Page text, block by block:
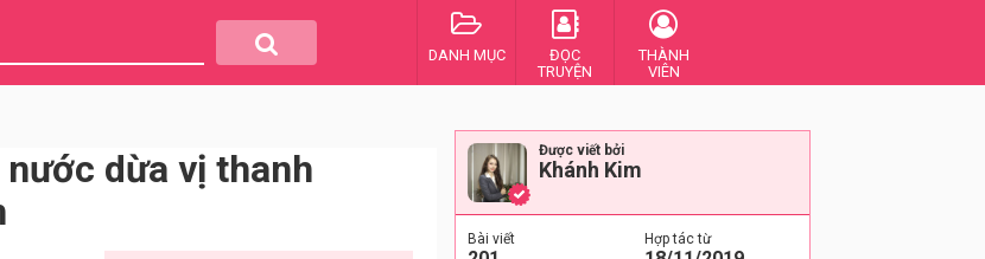
DANH MỤC
ĐỌC
TRUYỆN
THÀNH
VIÊN
dừa vị thanh
Được viết bởi
Khánh Kim
Bài viết Hợp tác từ